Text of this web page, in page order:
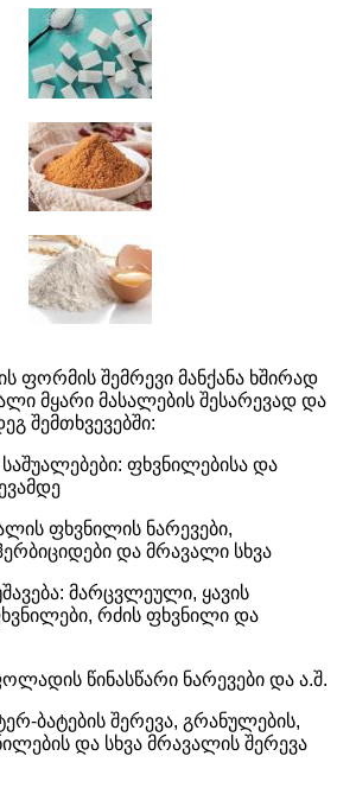
ფორმის შემრევი მანქანა ხშირად
მყარი მასალების შესარევად და
შემთხვევებში:
ფხვნილებისა და
ფხვნილის ნარევები,
და მრავალი სხვა
მარცვლეული, ყავის
რძის ფხვნილი და
წინასწარი ნარევები და ა.შ.
ბატების შერევა, გრანულების,
და სხვა მრავალის შერევა